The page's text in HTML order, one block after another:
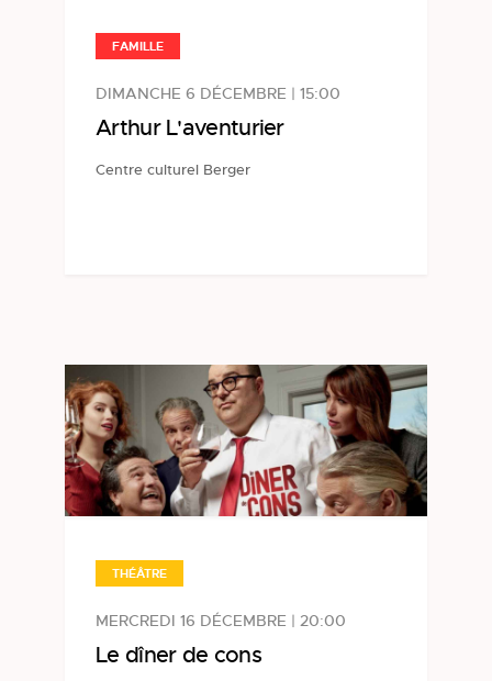
FAMILLE
DIMANCHE 6 DÉCEMBRE | 15:00
Arthur L'aventurier
Centre culturel Berger
THÉÂTRE
MERCREDI 16 DÉCEMBRE | 20:00
Le dîner de cons